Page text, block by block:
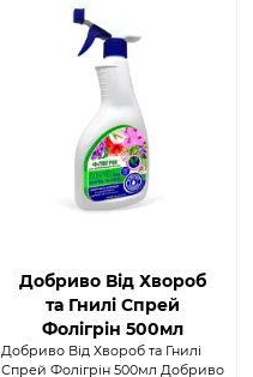
Добриво Від Хвороб
та Гнилі Спрей
Фолігрін 500мл
Добриво Від Хвороб та Гнилі
Спрей Фолігрін 500мл Добриво